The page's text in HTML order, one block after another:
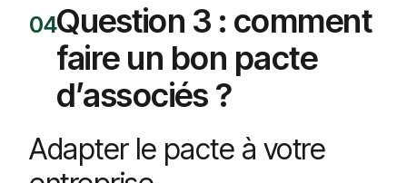
Question 3 : comment
faire un bon pacte
d’associés ?
Adapter le pacte à votre